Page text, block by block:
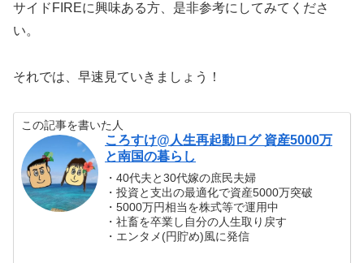
サイドFIREに興味ある方、是非参考にしてみてくださ
い。
それでは、早速見ていきましょう！
この記事を書いた人
ころすけ@人生再起動ログ 資産5000万
と南国の暮らし
・40代夫と30代嫁の庶民夫婦
・投資と支出の最適化で資産5000万突破
・5000万円相当を株式等で運用中
・社畜を卒業し自分の人生取り戻す
・エンタメ(円貯め)風に発信